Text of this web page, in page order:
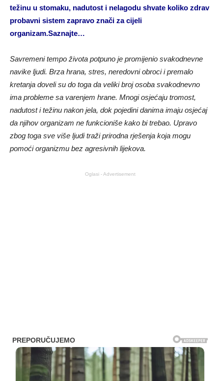
težinu u stomaku, nadutost i nelagodu shvate koliko zdrav
probavni sistem zapravo znači za cijeli
organizam.Saznajte…
Savremeni tempo života potpuno je promijenio svakodnevne
navike ljudi. Brza hrana, stres, neredovni obroci i premalo
kretanja doveli su do toga da veliki broj osoba svakodnevno
ima probleme sa varenjem hrane. Mnogi osjećaju tromost,
nadutost i težinu nakon jela, dok pojedini danima imaju osjećaj
da njihov organizam ne funkcioniše kako bi trebao. Upravo
zbog toga sve više ljudi traži prirodna rješenja koja mogu
pomoći organizmu bez agresivnih lijekova.
Oglasi - Advertisement